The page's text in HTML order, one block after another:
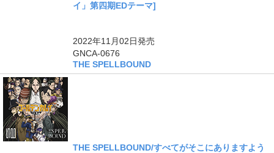
イ」第四期EDテーマ]
2022年11月02日発売
GNCA-0676
THE SPELLBOUND
THE SPELLBOUND/すべてがそこにありますよう